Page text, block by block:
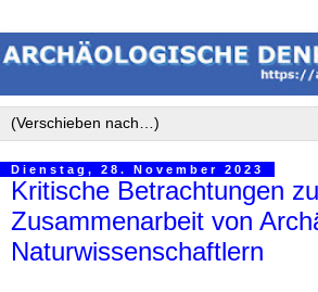
Dienstag, 28. November 2023
Kritische Betrachtungen
Zusammenarbeit von
Naturwissenschaftlern